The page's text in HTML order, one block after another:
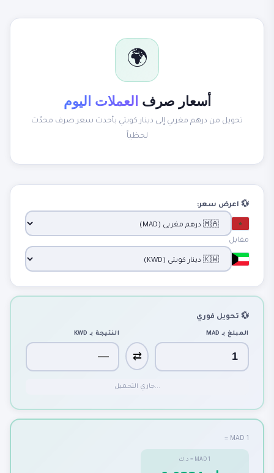
🌍
أسعار صرف العملات اليوم
تحويل من درهم مغربي إلى دينار كويتي بأحدث سعر صرف محدّث
لحظياً
💱 اعرض سعر:
مقابل
💱 تحويل فوري
المبلغ بـ MAD
⇄
النتيجة بـ KWD
جاري التحميل...
1 MAD =
1
MAD
= د.ك